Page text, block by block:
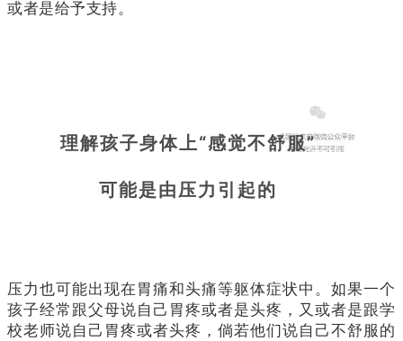
或者是给予支持。
理解孩子身体上“感觉不舒服”
可能是由压力引起的
压力也可能出现在胃痛和头痛等躯体症状中。如果一个
孩子经常跟父母说自己胃疼或者是头疼，又或者是跟学
校老师说自己胃疼或者头疼，倘若他们说自己不舒服的